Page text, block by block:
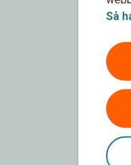
Så